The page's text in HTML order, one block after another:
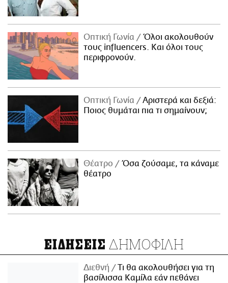
Οπτική Γωνία
Όλοι ακολουθούν
τους influencers. Και όλοι τους
περιφρονούν.
Οπτική Γωνία
Αριστερά και δεξιά:
Ποιος θυμάται πια τι σημαίνουν;
Θέατρο
Όσα ζούσαμε, τα κάναμε
θέατρο
ΕΙΔΗΣΕΙΣ ΔΗΜΟΦΙΛΗ
Διεθνή
Τι θα ακολουθήσει για τη
βασίλισσα Καμίλα εάν πεθάνει